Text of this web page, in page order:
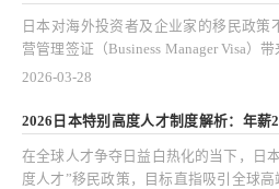
日本对海外投资者及企业家的移民政策
营管理签证（Business Manager Visa）
外企业家和投资者开放，是进入日本市
时日语能力达到N2水平。这个变化对潜
2026-03-28
2026日本特别高度人才制度解析：年薪
在全球人才争夺日益白热化的当下，日
度人才”移民政策，目标直指吸引全球